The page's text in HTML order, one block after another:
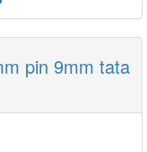
pin 9mm tata